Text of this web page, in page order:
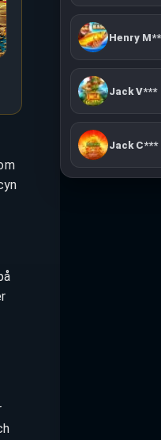
Liam K***
Henry M***
Jack V***